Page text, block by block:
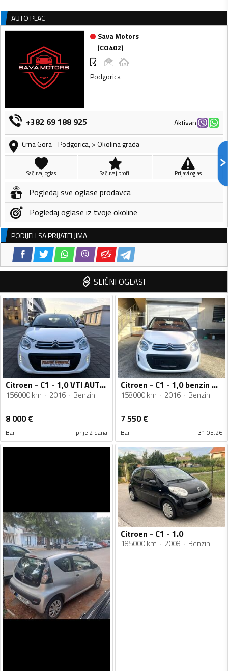
AUTO PLAC
Sava Motors
(CO402)
Podgorica
+382 69 188 925
Aktivan
Crna Gora-Podgorica,> Okolina grada
Sačuvaj oglas Sačuvaj profil Prijavi oglas
Pogledaj sve oglase prodavca
Pogledaj oglase iz tvoje okoline
PODIJELI SA PRIJATELJIMA
SLIČNI OGLASI
Citroen - C1 - 1,0 VTI AUTOMATIC
156000 km 2016 Benzin
8 000€
Bar prije 2 dana
Citroen - C1 - 1,0 benzin Automatik
158000 km 2016 Benzin
7 550€
Bar 31.05.26
Citroen - C1 - 1.0
185000 km 2008 Benzin